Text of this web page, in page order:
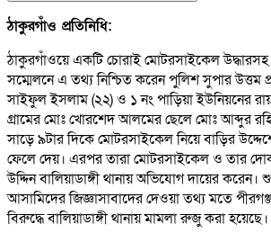
ঠাকুরগাঁও প্রতিনিধি:
ঠাকুরগাঁওয়ে একটি চোরাই মোটরসাইকেল উদ্ধারসহ
সম্মেলনে এ তথ্য নিশ্চিত করেন পুলিশ সুপার উত্তম
সাইফুল ইসলাম (২২) ও ১ নং পাড়িয়া ইউনিয়নের
গ্রামের মোঃ খোরশেদ আলমের ছেলে মোঃ আব্দুর
সাড়ে ৯টার দিকে মোটরসাইকেল নিয়ে বাড়ির
ফেলে দেয়। এরপর তারা মোটরসাইকেল ও তার
উদ্দিন বালিয়াডাঙ্গী থানায় অভিযোগ দায়ের
আসামিদের জিজ্ঞাসাবাদের দেওয়া তথ্য মতে
বিরুদ্ধে বালিয়াডাঙ্গী থানায় মামলা রুজু করা হয়েছে।